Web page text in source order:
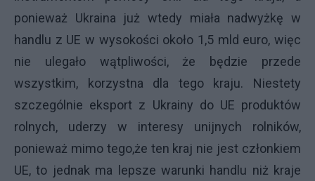
ponieważ Ukraina już wtedy miała nadwyżkę w
handlu z UE w wysokości około 1,5 mld euro, więc
nie ulegało wątpliwości, że będzie przede
wszystkim, korzystna dla tego kraju. Niestety
szczególnie eksport z Ukrainy do UE produktów
rolnych, uderzy w interesy unijnych rolników,
ponieważ mimo tego,że ten kraj nie jest członkiem
UE, to jednak ma lepsze warunki handlu niż kraje